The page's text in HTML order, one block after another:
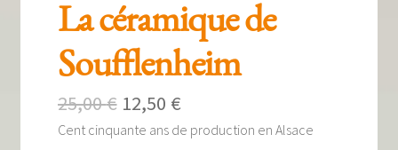
La céramique de
Soufflenheim
25,00€ Le
prix
12,50 €Le
prix
Cent cinquante ans de production en Alsace